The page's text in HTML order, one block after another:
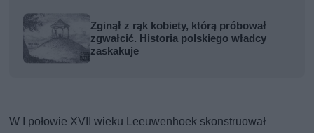
Zginął z rąk kobiety, którą próbował
zgwałcić. Historia polskiego władcy
zaskakuje
W I połowie XVII wieku Leeuwenhoek skonstruował